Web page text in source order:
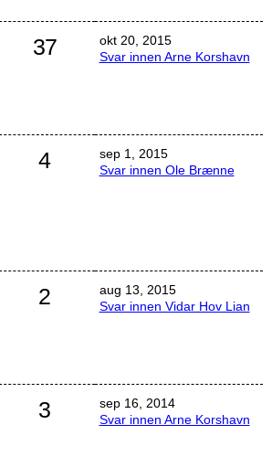
37
okt 20, 2015
Svar innen Arne Korshavn
4
sep 1, 2015
Svar innen Ole Brænne
2
aug 13, 2015
Svar innen Vidar Hov Lian
3
sep 16, 2014
Svar innen Arne Korshavn